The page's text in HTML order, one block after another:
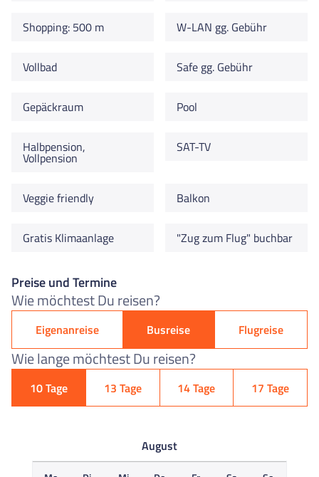
Shopping: 500 m W-LAN gg. Gebühr
Vollbad Safe gg. Gebühr
Gepäckraum Pool
Halbpension,
Vollpension
SAT-TV
Veggie friendly Balkon
Gratis Klimaanlage "Zug zum Flug" buchbar
Preise und Termine
Wie möchtest Du reisen?
Eigenanreise Busreise Flugreise
Wie lange möchtest Du reisen?
10 Tage 13 Tage 14 Tage 17 Tage
August